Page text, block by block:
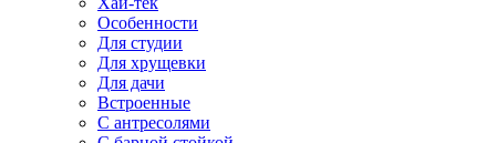
Особенности
Для студии
Для хрущевки
Для дачи
Встроенные
С антресолями